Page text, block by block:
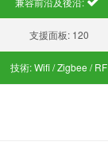
支援面板: 120
技術:Wifi / Zigbee / RF